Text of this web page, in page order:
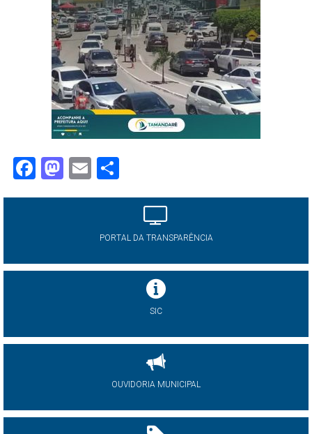
Facebook
Mastodon
Email
PORTAL DA TRANSPARÊNCIA
SIC
OUVIDORIA MUNICIPAL